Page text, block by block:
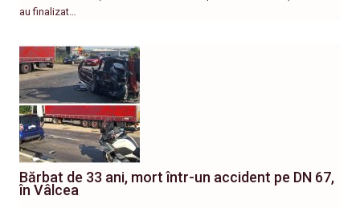
au finalizat…
Bărbat de 33 ani, mort într-un accident pe DN 67,
în Vâlcea